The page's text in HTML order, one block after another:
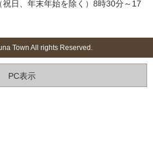
日、年末年始を除く）8時30分～17
Town All rights Reserved.
PC表示